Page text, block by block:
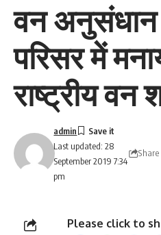
वन
परिसर में
राष्ट्रीय वन
Last updated: 28
September 2019 7:34
pm
admin
Share
Please click to